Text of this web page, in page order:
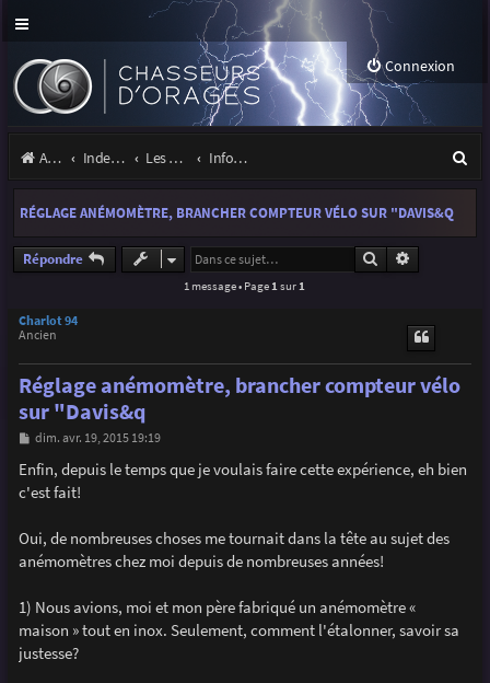
Connexion
Accueil Index du forum Les orages Infos, projets et liens utiles à la communauté
e
RÉGLAGE ANÉMOMÈTRE, BRANCHER COMPTEUR VÉLO SUR "DAVIS&Q
Répondre Rechercher
1 message • Page 1 sur 1
Charlot 94
Ancien
Réglage anémomètre, brancher compteur vélo
sur "Davis&q
M
s
s
a
dim. avr. 19, 2015 19:19
Enfin, depuis le temps que je voulais faire cette expérience, eh bien
c'est fait!
Oui, de nombreuses choses me tournait dans la tête au sujet des
anémomètres chez moi depuis de nombreuses années!
1) Nous avions, moi et mon père fabriqué un anémomètre «
maison » tout en inox. Seulement, comment l'étalonner, savoir sa
justesse?